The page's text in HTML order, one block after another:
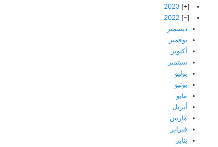
2023
2022
ديسمبر
نوفمبر
أكتوبر
سبتمبر
يوليو
يونيو
مايو
أبريل
مارس
فبراير
يناير